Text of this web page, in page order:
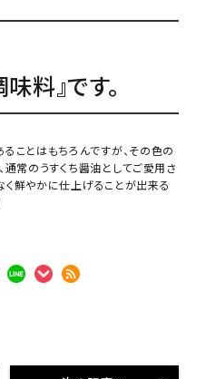
料』です。
ことはもちろんですが、その色の
常のうすくち醤油としてご愛用さ
く鮮やかに仕上げることが出来る